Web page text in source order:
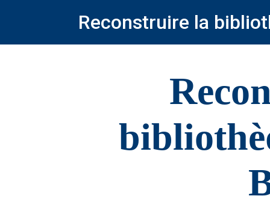
Reconstruire la